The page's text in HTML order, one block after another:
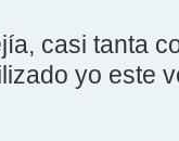
casi tanta
yo este